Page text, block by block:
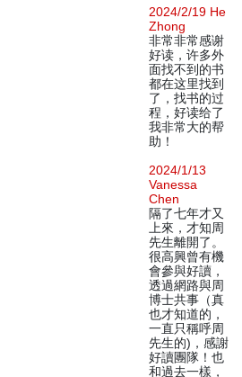
2024/2/19 He
Zhong
非常非常感谢
好读，许多外
面找不到的书
都在这里找到
了，找书的过
程，好读给了
我非常大的帮
助！
2024/1/13
Vanessa
Chen
隔了七年才又
上來，才知周
先生離開了。
很高興曾有機
會參與好讀，
透過網路與周
博士共事（真
也才知道的，
一直只稱呼周
先生的)，感謝
好讀團隊！也
和過去一樣，